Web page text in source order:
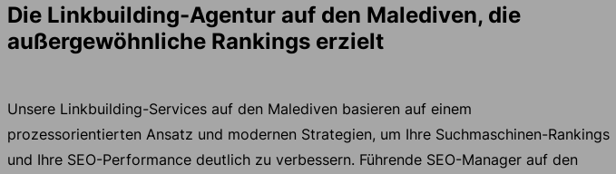
Die Linkbuilding-Agentur auf den Malediven, die
außergewöhnliche Rankings erzielt
Unsere Linkbuilding-Services auf den Malediven basieren auf einem
prozessorientierten Ansatz und modernen Strategien, um Ihre Suchmaschinen-Rankings
und Ihre SEO-Performance deutlich zu verbessern. Führende SEO-Manager auf den